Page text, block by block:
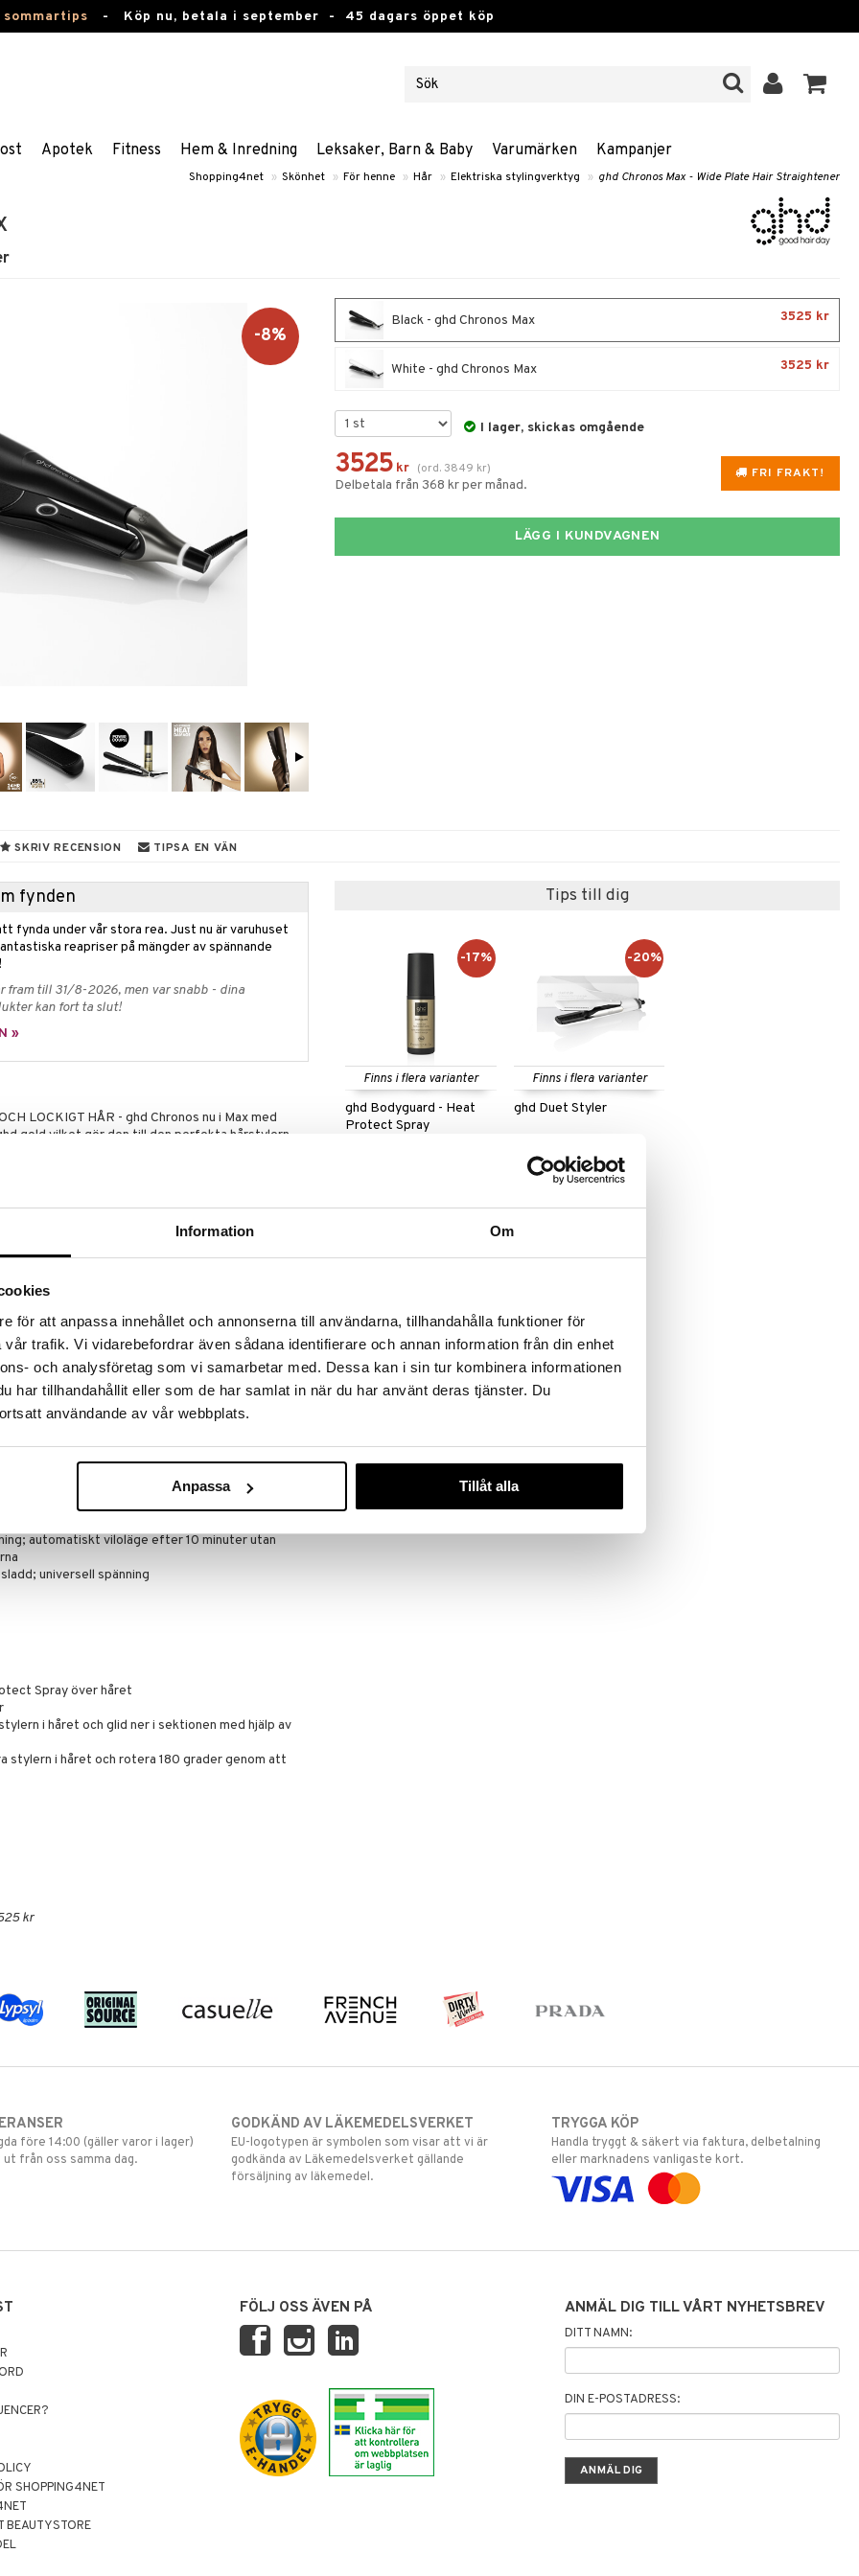
Information Om
för att anpassa innehållet och annonserna till användarna, tillhandahålla funktioner för
trafik. Vi vidarebefordrar även sådana identifierare och annan information från din enhet
och analysföretag som vi samarbetar med. Dessa kan i sin tur kombinera informationen
har tillhandahållit eller som de har samlat in när du har använt deras tjänster. Du
användande av vår webbplats.
Anpassa Tillåt alla
- Köp nu, betala i september - 45 dagars öppet köp
Apotek Fitness Hem & Inredning Leksaker, Barn & Baby Varumärken Kampanjer
Shopping4net » Skönhet » För henne » Hår » Elektriska stylingverktyg » ghd Chronos Max - Wide Plate Hair Straightener
-8%
Black - ghd Chronos Max 3525 kr
White - ghd Chronos Max 3525 kr
I lager, skickas omgående
FRI FRAKT!
3525 kr (ord. 3849 kr)
Delbetala från 368 kr per månad.
LÄGG I KUNDVAGNEN
SKRIV RECENSION TIPSA EN VÄN
fynden
fynda under vår stora rea. Just nu är varuhuset
reapriser på mängder av spännande
fram till 31/8-2026, men var snabb - dina
kan fort ta slut!
»
LOCKIGT HÅR - ghd Chronos nu i Max med
gold vilket gör den till den perfekta hårstylern.
bara ett drag kan du uppnå high-definition resultat
mindre frizz.
en av de miljontals som får bra hårdagar, varje dag.
men närmare! Med plattor som är kantnära och är
till topp för maximal stylingkontroll.
PÅ 185°C - För alla hårtyper. Varmare
temperaturer äventyrar din stil och livslängd.
anpassar sig till dina stylingrörelser för
inaktivitet stängs din styler automatiskt av
automatiskt viloläge efter 10 minuter utan
universell spänning
Spray över håret
i håret och glid ner i sektionen med hjälp av
stylern i håret och rotera 180 grader genom att
kr
Tips till dig
Finns i flera varianter
ghd Bodyguard - Heat
Protect Spray
-17%
Finns i flera varianter
ghd Duet Styler
fr.3259 kr
4075 kr)
-20%
före 14:00 (gäller varor i lager)
från oss samma dag.
GODKÄND AV LÄKEMEDELSVERKET
EU-logotypen är symbolen som visar att vi är
godkända av Läkemedelsverket gällande
försäljning av läkemedel.
TRYGGA KÖP
Handla tryggt & säkert via faktura, delbetalning
eller marknadens vanligaste kort.
SHOPPING4NET
BEAUTYSTORE
FÖLJ OSS ÄVEN PÅ ANMÄL DIG TILL VÅRT NYHETSBREV
DITT NAMN:
DIN E-POSTADRESS: